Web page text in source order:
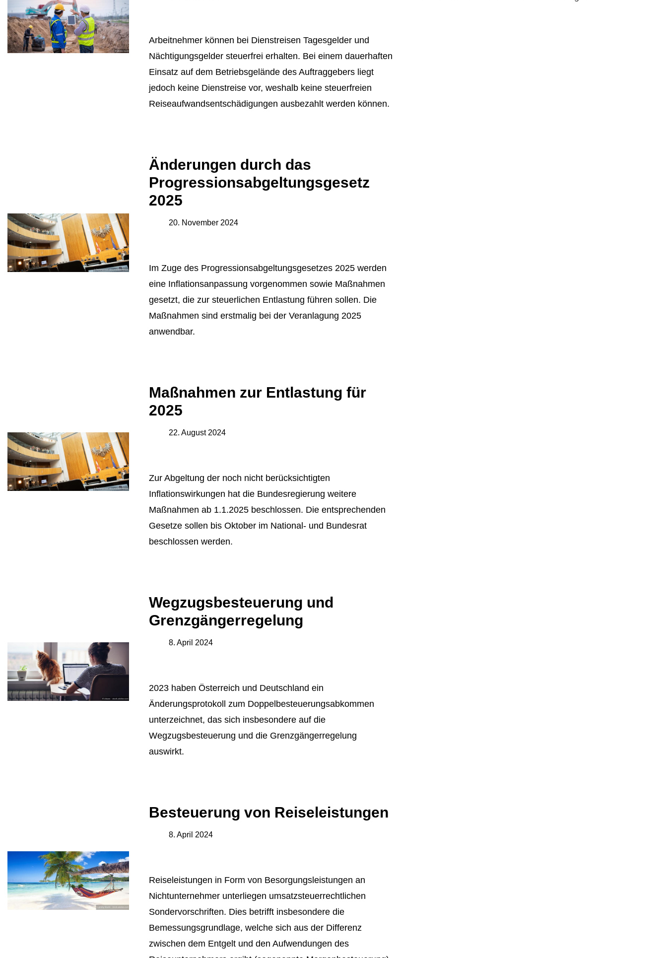
Arbeitnehmer können bei Dienstreisen Tagesgelder und
Nächtigungsgelder steuerfrei erhalten. Bei einem dauerhaften
Einsatz auf dem Betriebsgelände des Auftraggebers liegt
jedoch keine Dienstreise vor, weshalb keine steuerfreien
Reiseaufwandsentschädigungen ausbezahlt werden können.
Änderungen durch das
Progressionsabgeltungsgesetz
2025
20. November 2024
Im Zuge des Progressionsabgeltungsgesetzes 2025 werden
eine Inflationsanpassung vorgenommen sowie Maßnahmen
gesetzt, die zur steuerlichen Entlastung führen sollen. Die
Maßnahmen sind erstmalig bei der Veranlagung 2025
anwendbar.
Maßnahmen zur Entlastung für
2025
22. August 2024
Zur Abgeltung der noch nicht berücksichtigten
Inflationswirkungen hat die Bundesregierung weitere
Maßnahmen ab 1.1.2025 beschlossen. Die entsprechenden
Gesetze sollen bis Oktober im National- und Bundesrat
beschlossen werden.
Wegzugsbesteuerung und
Grenzgängerregelung
8. April 2024
2023 haben Österreich und Deutschland ein
Änderungsprotokoll zum Doppelbesteuerungsabkommen
unterzeichnet, das sich insbesondere auf die
Wegzugsbesteuerung und die Grenzgängerregelung
auswirkt.
Besteuerung von Reiseleistungen
8. April 2024
Reiseleistungen in Form von Besorgungsleistungen an
Nichtunternehmer unterliegen umsatzsteuerrechtlichen
Sondervorschriften. Dies betrifft insbesondere die
Bemessungsgrundlage, welche sich aus der Differenz
zwischen dem Entgelt und den Aufwendungen des